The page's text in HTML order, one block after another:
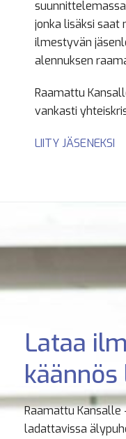
jonka lisäksi saat
ilmestyvän
alennuksen
Raamattu
van­kasti
LIITY JÄSENEKSI
Lataa
Raamattu Kansalle
ladattavissa